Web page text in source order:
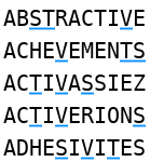
ABSTRACTIV
ACHEVEMENTS
ACTIVAS
ACTIVERIONS
ADHESIVIT